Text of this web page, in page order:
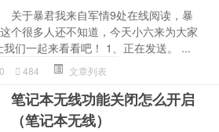
关于暴君我来自军情9处在线阅读，暴
个很多人还不知道，今天小六来为大家
们一起来看看吧！ 1、正在发送。 ...
0 484 文章列表
笔记本无线功能关闭怎么开启
（笔记本无线）